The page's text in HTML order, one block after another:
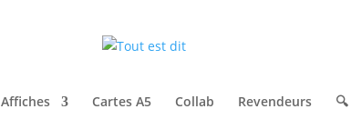
Affiches Cartes A5 Collab Revendeurs 🔍